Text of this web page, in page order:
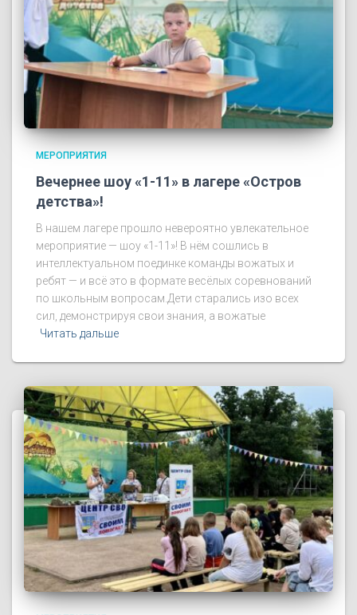
МЕРОПРИЯТИЯ
Вечернее шоу «1-11» в лагере «Остров
детства»!
В нашем лагере прошло невероятно увлекательное
мероприятие — шоу «1-11»! В нём сошлись в
интеллектуальном поединке команды вожатых и
ребят — и всё это в формате весёлых соревнований
по школьным вопросам.Дети старались изо всех
сил, демонстрируя свои знания, а вожатые
Читать дальше